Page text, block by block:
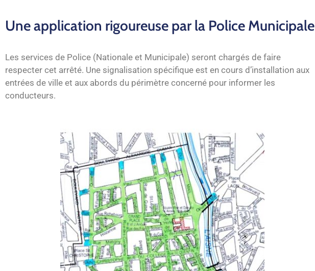
Une application rigoureuse par la Police Municipale
Les services de Police (Nationale et Municipale) seront chargés de faire
respecter cet arrêté. Une signalisation spécifique est en cours d’installation aux
entrées de ville et aux abords du périmètre concerné pour informer les
conducteurs.